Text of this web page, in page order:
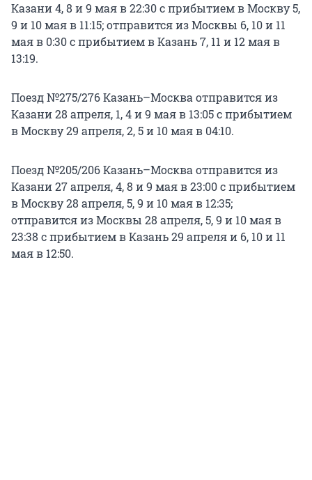
Казани 4, 8 и 9 мая в 22:30 с прибытием в Москву 5,
9 и 10 мая в 11:15; отправится из Москвы 6, 10 и 11
мая в 0:30 с прибытием в Казань 7, 11 и 12 мая в
13:19.
Поезд №275/276 Казань–Москва отправится из
Казани 28 апреля, 1, 4 и 9 мая в 13:05 с прибытием
в Москву 29 апреля, 2, 5 и 10 мая в 04:10.
Поезд №205/206 Казань–Москва отправится из
Казани 27 апреля, 4, 8 и 9 мая в 23:00 с прибытием
в Москву 28 апреля, 5, 9 и 10 мая в 12:35;
отправится из Москвы 28 апреля, 5, 9 и 10 мая в
23:38 с прибытием в Казань 29 апреля и 6, 10 и 11
мая в 12:50.